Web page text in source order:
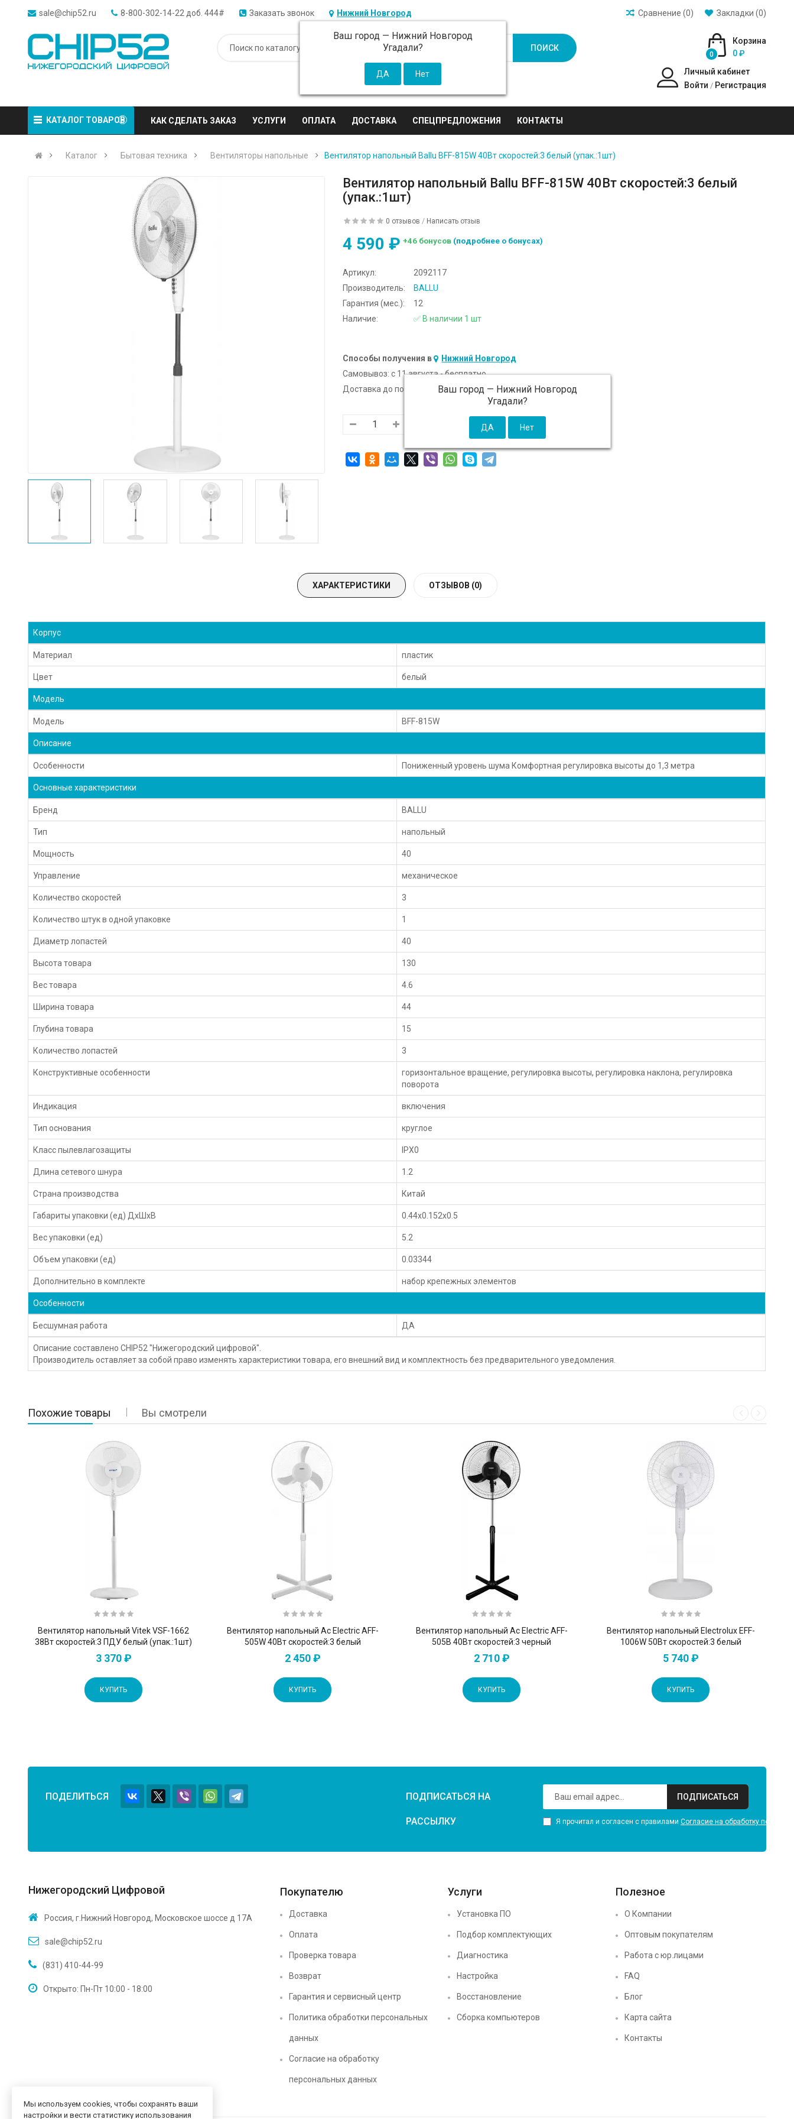
sale@chip52.ru 8-800-302-14-22 доб. 444# Заказать звонок Нижний Новгород
Ваш город — Нижний Новгород
Угадали?
Закладки (0)
Сравнение (0)
ПОИСК
Корзина
0
0 ₽
Личный кабинет
Войти / Регистрация
КАТАЛОГ ТОВАРОВ КАК СДЕЛАТЬ ЗАКАЗ УСЛУГИ ОПЛАТА ДОСТАВКА СПЕЦПРЕДЛОЖЕНИЯ КОНТАКТЫ
Каталог Бытовая техника Вентиляторы напольные Вентилятор напольный Ballu BFF-815W 40Вт скоростей:3 белый (упак.:1шт)
Вентилятор напольный Ballu BFF-815W 40Вт скоростей:3 белый
(упак.:1шт)
0 отзывов / Написать отзыв
4 590 ₽ +46 бонусов (подробнее о бонусах)
Артикул:
2092117
Производитель:
BALLU
Гарантия (мес.):
12
Наличие:
✅ В наличии 1 шт
Способы получения в Нижний Новгород
Ваш город — Нижний Новгород
Угадали?
Самовывоз: c 11 августа - бесплатно
Доставка до подъезда:
c 11 августа - 300 ₽ (от 5 000 ₽ бесплатно)
ХАРАКТЕРИСТИКИ ОТЗЫВОВ (0)
Корпус
Материал пластик
Цвет белый
Модель
Модель BFF-815W
Описание
Особенности Пониженный уровень шума Комфортная регулировка высоты до 1,3 метра
Основные характеристики
Бренд BALLU
Тип напольный
Мощность 40
Управление механическое
Количество скоростей 3
Количество штук в одной упаковке 1
Диаметр лопастей 40
Высота товара 130
Вес товара 4.6
Ширина товара 44
Глубина товара 15
Количество лопастей 3
Конструктивные особенности
горизонтальное вращение, регулировка высоты, регулировка наклона, регулировка
поворота
Индикация включения
Тип основания круглое
Класс пылевлагозащиты IPX0
Длина сетевого шнура 1.2
Страна производства Китай
Габариты упаковки (ед) ДхШхВ 0.44x0.152x0.5
Вес упаковки (ед) 5.2
Объем упаковки (ед) 0.03344
Дополнительно в комплекте набор крепежных элементов
Особенности
Бесшумная работа ДА
Описание составлено CHIP52 "Нижегородский цифровой".
Производитель оставляет за собой право изменять характеристики товара, его внешний вид и комплектность без предварительного уведомления.
Похожие товары Вы смотрели
Вентилятор напольный Vitek VSF-1662
38Вт скоростей:3 ПДУ белый (упак.:1шт)
3 370 ₽
КУПИТЬ
Вентилятор напольный Ac Electric AFF-
505W 40Вт скоростей:3 белый
2 450 ₽
КУПИТЬ
Вентилятор напольный Ac Electric AFF-
505B 40Вт скоростей:3 черный
2 710 ₽
КУПИТЬ
Вентилятор напольный Electrolux EFF-
1006W 50Вт скоростей:3 белый
5 740 ₽
КУПИТЬ
ПОДЕЛИТЬСЯ ПОДПИСАТЬСЯ НА
РАССЫЛКУ
ПОДПИСАТЬСЯ
Я прочитал и согласен с правилами Согласие на обработку
Нижегородский Цифровой
Россия, г.Нижний Новгород, Московское шоссе д 17А
sale@chip52.ru
(831) 410-44-99
Открыто: Пн-Пт 10:00 - 18:00
Покупателю
Доставка
Оплата
Проверка товара
Возврат
Гарантия и сервисный центр
Политика обработки персональных
данных
Согласие на обработку
персональных данных
Услуги
Установка ПО
Подбор комплектующих
Диагностика
Настройка
Восстановление
Сборка компьютеров
Полезное
О Компании
Оптовым покупателям
Работа с юр.лицами
FAQ
Блог
Карта сайта
Контакты
Мы используем cookies, чтобы сохранять ваши
настройки и вести статистику использования